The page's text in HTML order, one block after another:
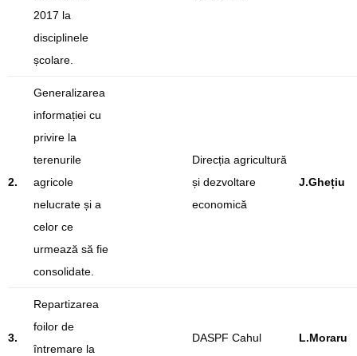
2017 la
disciplinele
școlare.
2.
Generalizarea
informației cu
privire la
terenurile
agricole
nelucrate și a
celor ce
urmează să fie
consolidate.
Direcția agricultură
și dezvoltare
economică
J.Ghețiu
3.
Repartizarea
foilor de
întremare la
DASPF Cahul L.Moraru